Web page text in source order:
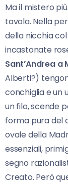
Ma il mistero
tavola. Nella
della nicchia
incastonate
Sant’Andrea a
Alberti?)
conchiglia e un
un filo, scende
forma pura del
ovale della
essenziali,
segno
Creato. Però